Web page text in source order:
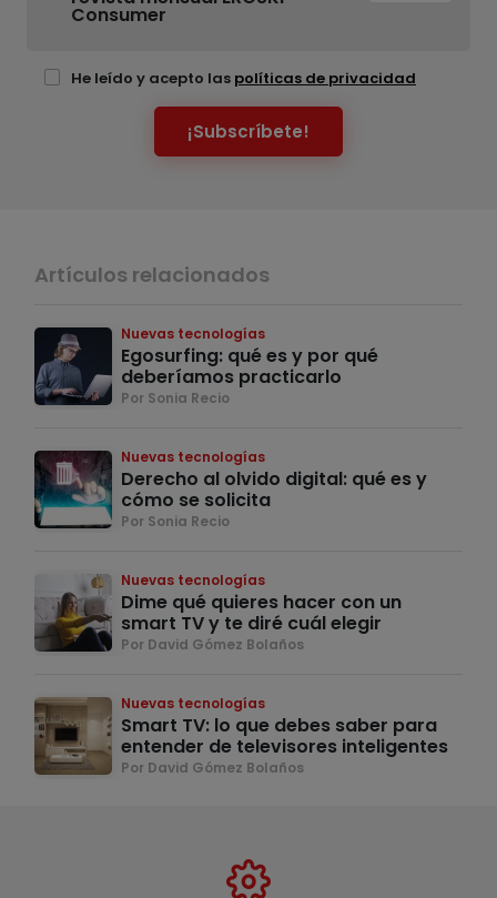
Consumer
He leído y acepto las políticas de privacidad
¡Subscríbete!
Artículos relacionados
Nuevas tecnologías
Egosurfing: qué es y por qué
deberíamos practicarlo
Por Sonia Recio
Nuevas tecnologías
Derecho al olvido digital: qué es y
cómo se solicita
Por Sonia Recio
Nuevas tecnologías
Dime qué quieres hacer con un
smart TV y te diré cuál elegir
Por David Gómez Bolaños
Nuevas tecnologías
Smart TV: lo que debes saber para
entender de televisores inteligentes
Por David Gómez Bolaños